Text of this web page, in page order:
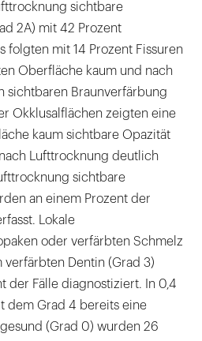
sichtbare
2A) mit 42 Prozent
folgten mit 14 Prozent Fissuren
Oberfläche kaum und nach
sichtbaren Braunverfärbung
Okklusalflächen zeigten eine
kaum sichtbare Opazität
Lufttrocknung deutlich
sichtbare
an einem Prozent der
Lokale
oder verfärbten Schmelz
Dentin (Grad 3)
der Fälle diagnostiziert. In 0,4
dem Grad 4 bereits eine
(Grad 0) wurden 26